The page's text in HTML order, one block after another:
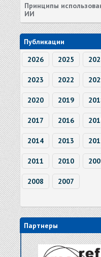
Принципы
ИИ
Публикации
2026
2025
2023 2022
2020 2019
2017 2016
2014 2013
2011 2010
2008 2007
Партнеры